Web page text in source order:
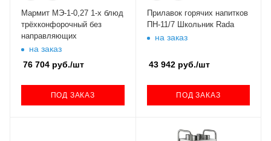
Мармит МЭ-1-0,27 1-х блюд
трёхконфорочный без
направляющих
на заказ
76 704 руб./шт
ПОД ЗАКАЗ
Прилавок горячих напитков
ПН-11/7 Школьник Rada
на заказ
43 942руб./шт
ПОД ЗАКАЗ